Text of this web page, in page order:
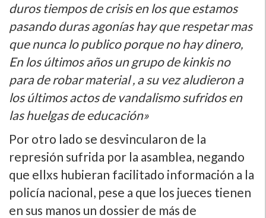
duros tiempos de crisis en los que estamos
pasando duras agoní­as hay que respetar mas
que nunca lo publico porque no hay dinero,
En los últimos años un grupo de kinkis no
para de robar material , a su vez aludieron a
los últimos actos de vandalismo sufridos en
las huelgas de educación»
Por otro lado se desvincularon de la
represión sufrida por la asamblea, negando
que ellxs hubieran facilitado información a la
policí­a nacional, pese a que los jueces tienen
en sus manos un dossier de más de